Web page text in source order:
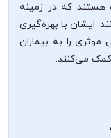
هستند که در زمینه
ایشان با بهره‌گیری
را به بیماران
کمک می‌کنند.